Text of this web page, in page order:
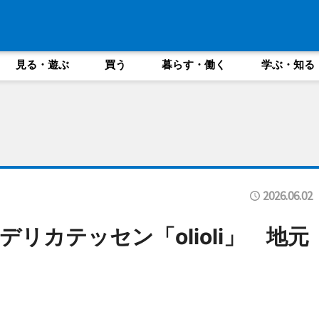
見る・遊ぶ 買う 暮らす・働く 学ぶ・知る
2026.06.02
リカテッセン「olioli」 地元